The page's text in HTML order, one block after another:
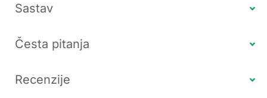
Sastav
Česta pitanja
Recenzije